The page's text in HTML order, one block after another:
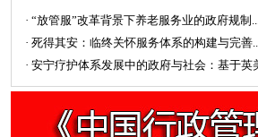
· “放管服”改革背景下养老服务业的政府规制
· 死得其安：临终关怀服务体系的构建与完善
· 安宁疗护体系发展中的政府与社会：基于英